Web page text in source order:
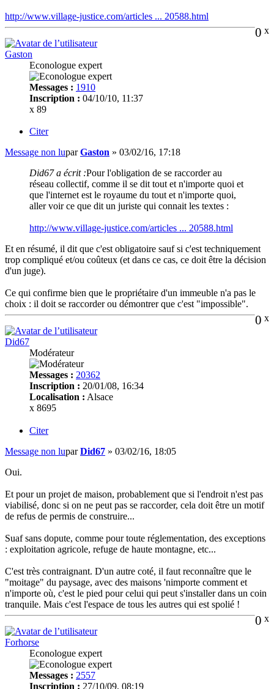
http://www.village-justice.com/articles ... 20588.html
0 x
Gaston
Econologue expert
Messages : 1910
Inscription : 04/10/10, 11:37
x 89
Citer
Message non luparGaston » 03/02/16, 17:18
Did67 a écrit :Pour l'obligation de se raccorder au
réseau collectif, comme il se dit tout et n'importe quoi et
que l'internet est le royaume du tout et n'importe quoi,
aller voir ce que dit un juriste qui connait les textes :
http://www.village-justice.com/articles ... 20588.html
Et en résumé, il dit que c'est obligatoire sauf si c'est techniquement
trop compliqué et/ou coûteux (et dans ce cas, ce doit être la décision
d'un juge).
Ce qui confirme bien que le propriétaire d'un immeuble n'a pas le
choix : il doit se raccorder ou démontrer que c'est "impossible".
0 x
Did67
Modérateur
Messages : 20362
Inscription : 20/01/08, 16:34
Localisation : Alsace
x 8695
Citer
Message non luparDid67 » 03/02/16, 18:05
Oui.
Et pour un projet de maison, probablement que si l'endroit n'est pas
viabilisé, donc si on ne peut pas se raccorder, cela doit être un motif
de refus de permis de construire...
Suaf sans dopute, comme pour toute réglementation, des exceptions
: exploitation agricole, refuge de haute montagne, etc...
C'est très contraignant. D'un autre coté, il faut reconnaître que le
"moitage" du paysage, avec des maisons 'nimporte comment et
n'importe où, c'est le pied pour celui qui peut s'installer dans un coin
tranquile. Mais c'est l'espace de tous les autres qui est spolié !
0 x
Forhorse
Econologue expert
Messages : 2557
Inscription : 27/10/09, 08:19